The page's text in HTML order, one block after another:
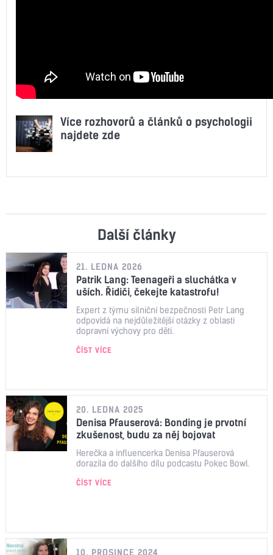
Více rozhovorů a článků o psychologii
najdete zde
Další články
21. LEDNA 2026
Patrik Lang: Teenageři a sluchátka v
uších. Řidiči, čekejte katastrofu!
Expert z týmu silniční bezpečnosti Petr Lang
odpovídá na nejdůležitější otázky z oblasti
dopravní výchovy pro děti.
ČÍST VÍCE
20. LEDNA 2025
Denisa Pfauserová: Bonding je prvotní
zkušenost, budu za něj bojovat
Herečka a influencerka Denisa Pfauserová
dorazila do dalšího dílu podcastu Pokec Bowl.
ČÍST VÍCE
10. PROSINCE 2024